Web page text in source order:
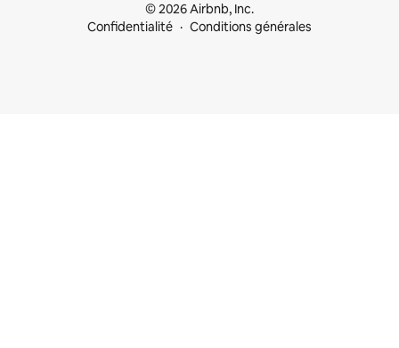
© 2026 Airbnb, Inc.
Confidentialité
Conditions générales